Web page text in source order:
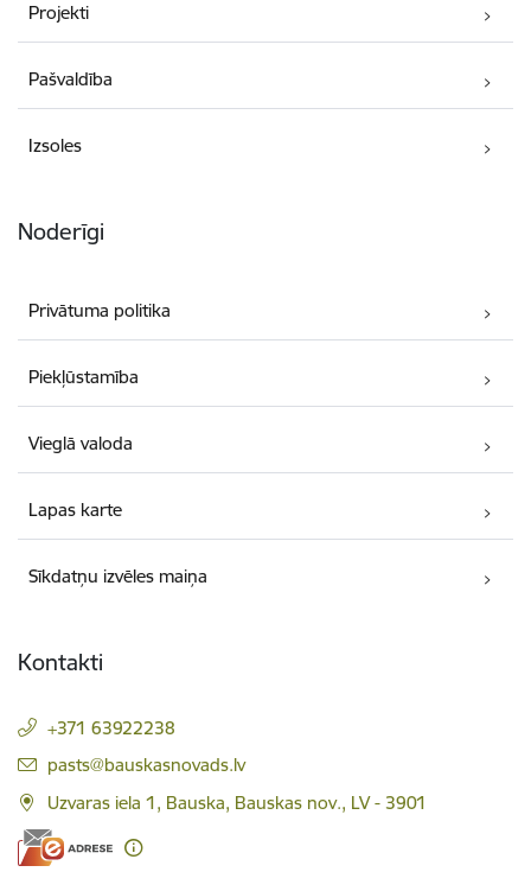
Projekti
Pašvaldība
Izsoles
Noderīgi
Privātuma politika
Piekļūstamība
Vieglā valoda
Lapas karte
Sīkdatņu izvēles maiņa
Kontakti
+371 63922238
E-pasts:
pasts@bauskasnovads.lv
Uzvaras iela 1, Bauska, Bauskas nov., LV - 3901